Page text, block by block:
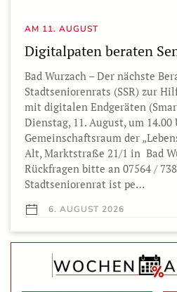
AM 11. AUGUST
Digitalpaten beraten
Bad Wurzach – Der nächste
Stadtseniorenrats (SSR) zur
mit digitalen Endgeräten
Dienstag, 11. August, um 14.00
Gemeinschaftsraum der
Alt, Marktstraße 21/1 in Bad
Rückfragen bitte an 07564 /
Stadtseniorenrat ist pe…
6. AUGUST 2026